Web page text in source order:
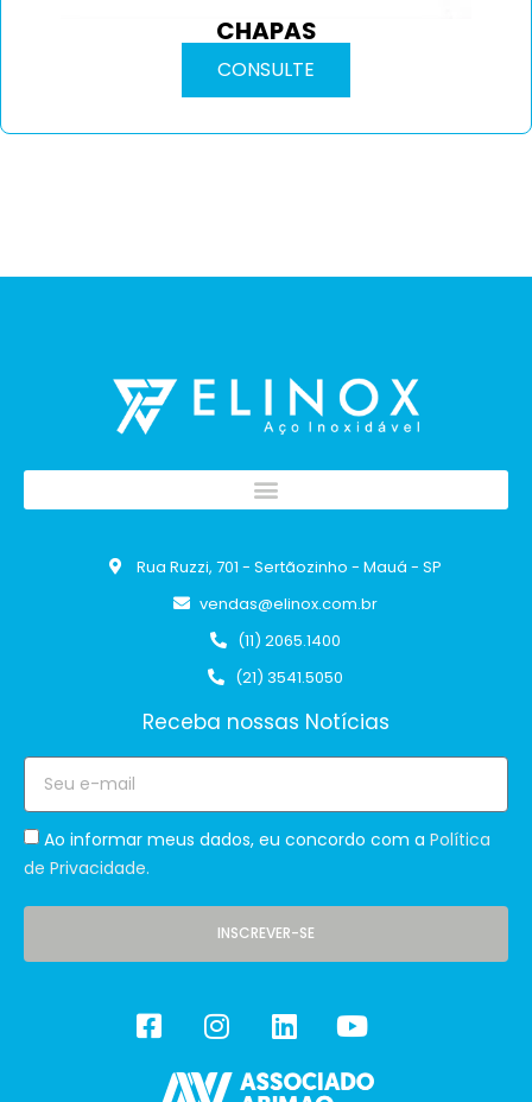
CHAPAS
CONSULTE
Rua Ruzzi, 701 - Sertãozinho - Mauá - SP
vendas@elinox.com.br
(11) 2065.1400
(21) 3541.5050
Receba nossas Notícias
Ao informar meus dados, eu concordo com a Política
de Privacidade.
INSCREVER-SE